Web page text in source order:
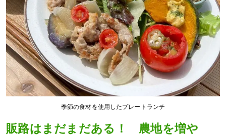
季節の食材を使用したプレートランチ
販路はまだまだある！ 農地を増や